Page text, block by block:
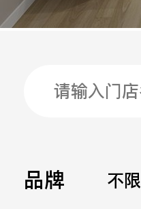
品牌 不限
邮箱
留言